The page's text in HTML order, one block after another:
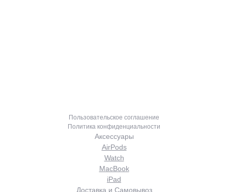
Пользовательское соглашение
Политика конфиденциальности
Аксессуары
AirPods
Watch
MacBook
iPad
Доставка и Самовывоз